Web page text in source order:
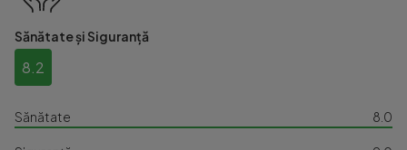
Sănătate și Siguranță
8.2
Sănătate 8.0